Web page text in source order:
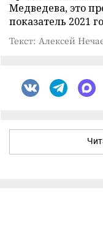
Медведева, это
показатель 2021
Текст: Алексей